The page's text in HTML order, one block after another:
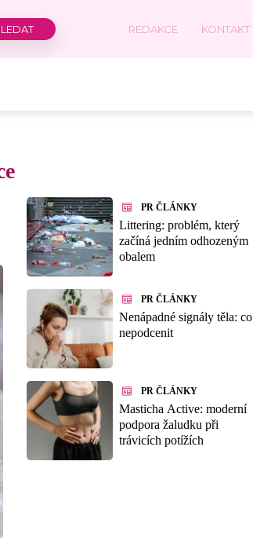
REDAKCE KONTAKT
PR ČLÁNKY
Littering: problém, který
začíná jedním odhozeným
obalem
PR ČLÁNKY
Nenápadné signály těla: co
nepodcenit
PR ČLÁNKY
Masticha Active: moderní
podpora žaludku při
trávicích potížích